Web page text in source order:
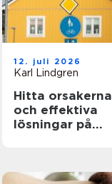
12. juli 2026
Karl Lindgren
Hitta orsakerna
och effektiva
lösningar på